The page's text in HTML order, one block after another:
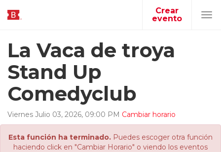
Crear
evento
La Vaca de troya
Stand Up
Comedyclub
Viernes Julio 03, 2026, 09:00 PM Cambiar horario
Esta función ha terminado. Puedes escoger otra función
haciendo click en "Cambiar Horario" o viendo los eventos